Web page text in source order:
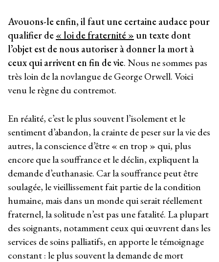
Avouons-le enfin, il faut une certaine audace pour
qualifier de« loi de fraternité » un texte dont
l’objet est de nous autoriser à donner la mort à
ceux qui arrivent en fin de vie. Nous ne sommes pas
très loin de la novlangue de George Orwell. Voici
venu le règne du contremot.
En réalité, c’est le plus souvent l’isolement et le
sentiment d’abandon, la crainte de peser sur la vie des
autres, la conscience d’être « en trop » qui, plus
encore que la souffrance et le déclin, expliquent la
demande d’euthanasie. Car la souffrance peut être
soulagée, le vieillissement fait partie de la condition
humaine, mais dans un monde qui serait réellement
fraternel, la solitude n’est pas une fatalité. La plupart
des soignants, notamment ceux qui œuvrent dans les
services de soins palliatifs, en apporte le témoignage
constant : le plus souvent la demande de mort